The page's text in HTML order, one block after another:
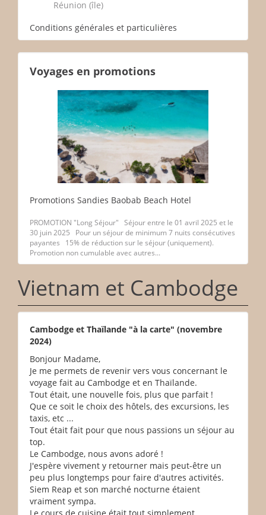
Réunion (île)
Conditions générales et particulières
Voyages en promotions
Promotions Sandies Baobab Beach Hotel
PROMOTION "Long Séjour" Séjour entre le 01 avril 2025 et le
30 juin 2025 Pour un séjour de minimum 7 nuits consécutives
payantes 15% de réduction sur le séjour (uniquement).
Promotion non cumulable avec autres...
Vietnam et Cambodge
Cambodge et Thaïlande "à la carte" (novembre
2024)
Bonjour Madame,
Je me permets de revenir vers vous concernant le
voyage fait au Cambodge et en Thaïlande.
Tout était, une nouvelle fois, plus que parfait !
Que ce soit le choix des hôtels, des excursions, les
taxis, etc ...
Tout était fait pour que nous passions un séjour au
top.
Le Cambodge, nous avons adoré !
J'espère vivement y retourner mais peut-être un
peu plus longtemps pour faire d'autres activités.
Siem Reap et son marché nocturne étaient
vraiment sympa.
Le cours de cuisine était tout simplement